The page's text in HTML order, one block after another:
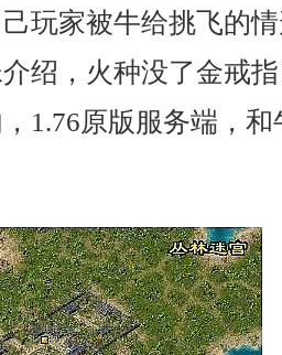
玩家被牛给挑飞的
绍，火种没了金戒
1.76原版服务端，